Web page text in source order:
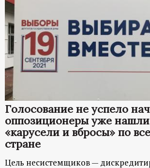
Голосование не успело
оппозиционеры уже нашли
«карусели и вбросы» по
стране
Цель несистемщиков —